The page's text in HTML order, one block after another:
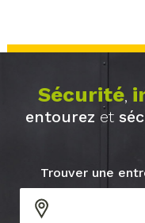
Sécurité,
entourez et
Trouver une